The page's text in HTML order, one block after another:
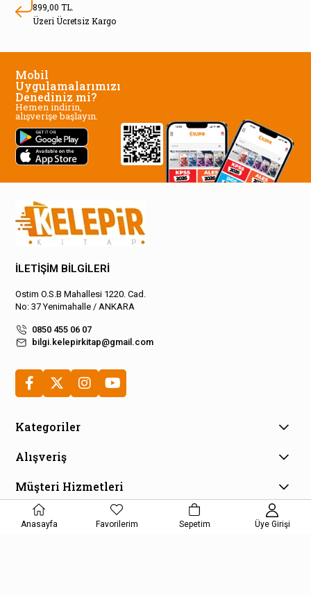
899,00 TL.
Üzeri Ücretsiz Kargo
Mobil
Uygulamalarımızı
Denediniz mi?
Hemen indirin,
alışverişe başlayın.
İLETİŞİM BİLGİLERİ
Ostim O.S.B Mahallesi 1220. Cad.
No: 37 Yenimahalle / ANKARA
0850 455 06 07
bilgi.kelepirkitap@gmail.com
Kategoriler
Alışveriş
Müşteri Hizmetleri
E-Bülten Aboneliği
Kampanya ve fırsatlardan haberdar olmak için e-bültenimize
Anasayfa Favorilerim Sepetim Üye Girişi